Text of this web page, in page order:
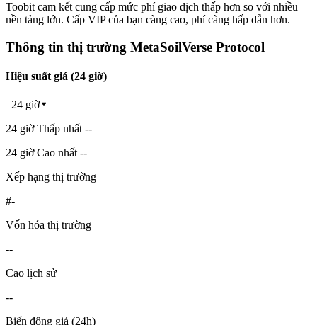
Toobit cam kết cung cấp mức phí giao dịch thấp hơn so với nhiều
nền tảng lớn. Cấp VIP của bạn càng cao, phí càng hấp dẫn hơn.
Thông tin thị trường MetaSoilVerse Protocol
Hiệu suất giá (24 giờ)
24 giờ
24 giờ Thấp nhất --
24 giờ Cao nhất --
Xếp hạng thị trường
#-
Vốn hóa thị trường
--
Cao lịch sử
--
Biến động giá (24h)